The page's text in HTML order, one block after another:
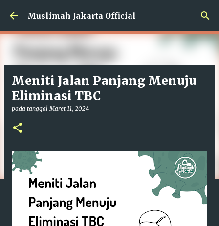
Langsung ke konten utama
Muslimah Jakarta Official
Meniti Jalan Panjang Menuju
Eliminasi TBC
pada tanggalMaret 11, 2024